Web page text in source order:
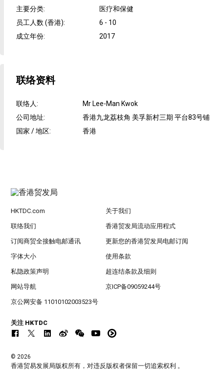
主要分类:
医疗和保健
员工人数 (香港):
6 - 10
成立年份: 2017
联络资料
联络人:
Mr Lee-Man Kwok
公司地址:
香港九龙荔枝角 美孚新村三期 平台83号铺
国家 / 地区: 香港
HKTDC.com 关于我们
联络我们 香港贸发局流动应用程式
订阅商贸全接触电邮通讯 更新您的香港贸发局电邮订阅
字体大小 使用条款
私隐政策声明 超连结条款及细则
网站导航 京ICP备09059244号
京公网安备 11010102003523号
关注 HKTDC
© 2026
香港贸易发展局版权所有，对违反版权者保留一切追索权利 。